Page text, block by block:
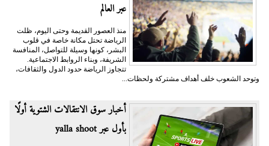
عبر العالم
منذ العصور القديمة وحتى اليوم، ظلت
الرياضة تحتل مكانة خاصة في قلوب
البشر، كونها وسيلة للتواصل، المنافسة
الشريفة، وبناء الروابط الاجتماعية.
تتجاوز الرياضة حدود الدول والثقافات،
وتوحد الشعوب خلف أهداف مشتركة ولحظات...
أخبار سوق الانتقالات الشتوية أولًا
بأول عبر yalla shoot